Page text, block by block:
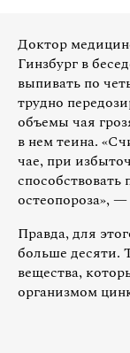
Доктор
Гинзбург в
выпивать по
трудно
объемы чая
в нем теина.
чае, при
остеопороза»,
Правда, для
больше десяти.
вещества,
организмом